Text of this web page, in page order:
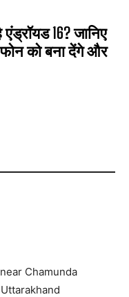
16? जानिए
को बना देंगे और
Chamunda